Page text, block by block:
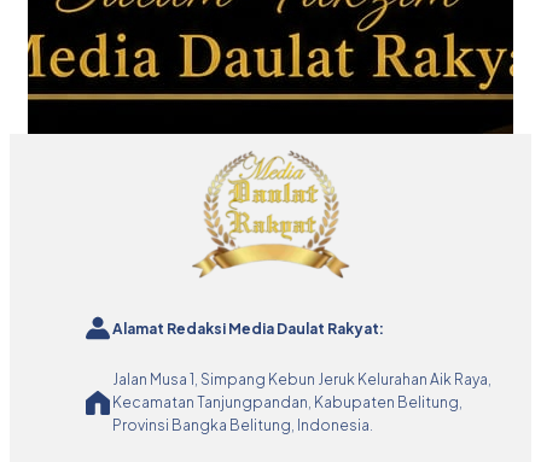
Alamat Redaksi Media Daulat Rakyat:
Jalan Musa 1, Simpang Kebun Jeruk Kelurahan Aik Raya,
Kecamatan Tanjungpandan, Kabupaten Belitung,
Provinsi Bangka Belitung, Indonesia.